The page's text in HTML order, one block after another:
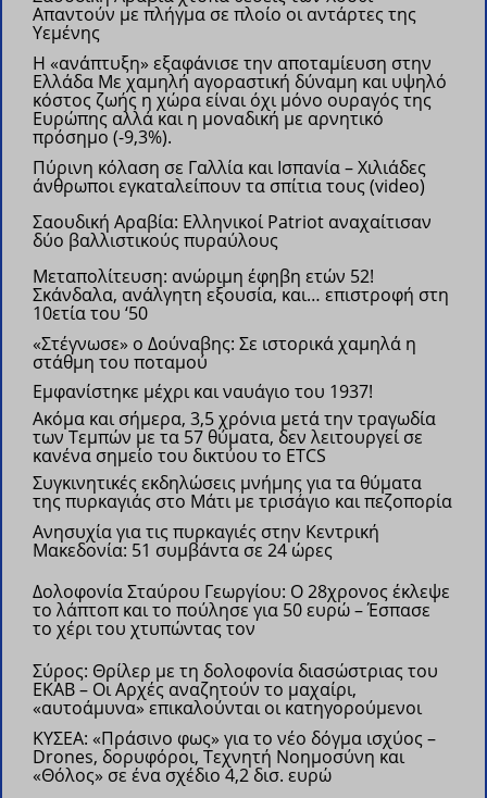
Απαντούν με πλήγμα σε πλοίο οι αντάρτες της
Υεμένης
Η «ανάπτυξη» εξαφάνισε την αποταμίευση στην
Ελλάδα Με χαμηλή αγοραστική δύναμη και υψηλό
κόστος ζωής η χώρα είναι όχι μόνο ουραγός της
Ευρώπης αλλά και η μοναδική με αρνητικό
πρόσημο (-9,3%).
Πύρινη κόλαση σε Γαλλία και Ισπανία – Χιλιάδες
άνθρωποι εγκαταλείπουν τα σπίτια τους (video)
Σαουδική Αραβία: Eλληνικοί Patriot αναχαίτισαν
δύο βαλλιστικούς πυραύλους
Μεταπολίτευση: ανώριμη έφηβη ετών 52!
Σκάνδαλα, ανάλγητη εξουσία, και… επιστροφή στη
10ετία του ‘50
«Στέγνωσε» ο Δούναβης: Σε ιστορικά χαμηλά η
στάθμη του ποταμού
Εμφανίστηκε μέχρι και ναυάγιο του 1937!
Ακόμα και σήμερα, 3,5 χρόνια μετά την τραγωδία
των Τεμπών με τα 57 θύματα, δεν λειτουργεί σε
κανένα σημείο του δικτύου το ETCS
Συγκινητικές εκδηλώσεις μνήμης για τα θύματα
της πυρκαγιάς στο Μάτι με τρισάγιο και πεζοπορία
Ανησυχία για τις πυρκαγιές στην Κεντρική
Μακεδονία: 51 συμβάντα σε 24 ώρες
Δολοφονία Σταύρου Γεωργίου: Ο 28χρονος έκλεψε
το λάπτοπ και το πούλησε για 50 ευρώ – Έσπασε
το χέρι του χτυπώντας τον
Σύρος: Θρίλερ με τη δολοφονία διασώστριας του
ΕΚΑΒ – Οι Αρχές αναζητούν το μαχαίρι,
«αυτοάμυνα» επικαλούνται οι κατηγορούμενοι
ΚΥΣΕΑ: «Πράσινο φως» για το νέο δόγμα ισχύος –
Drones, δορυφόροι, Τεχνητή Νοημοσύνη και
«Θόλος» σε ένα σχέδιο 4,2 δισ. ευρώ